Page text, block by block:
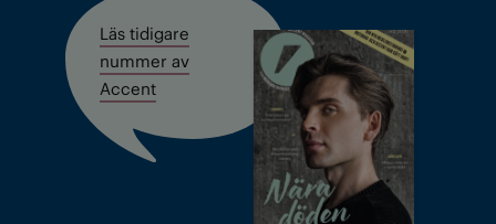
Läs tidigare
nummer av
Accent